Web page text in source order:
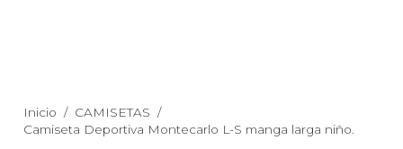
Inicio / CAMISETAS /
Camiseta Deportiva Montecarlo L-S manga larga niño.